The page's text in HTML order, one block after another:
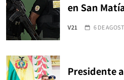
en San
V21 6 DE
Presidente